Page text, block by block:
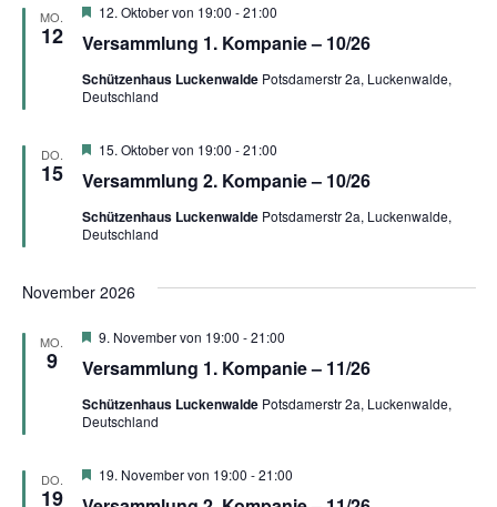
MO.
12 Versammlung 1. Kompanie – 10/26
Hervorgehoben
12. Oktober von 19:00 -21:00
Schützenhaus Luckenwalde Potsdamerstr 2a, Luckenwalde,
Deutschland
DO.
15 Versammlung 2. Kompanie – 10/26
Hervorgehoben
15. Oktober von 19:00 -21:00
Schützenhaus Luckenwalde Potsdamerstr 2a, Luckenwalde,
Deutschland
November 2026
MO.
9 Versammlung 1. Kompanie – 11/26
Hervorgehoben
9. November von 19:00 -21:00
Schützenhaus Luckenwalde Potsdamerstr 2a, Luckenwalde,
Deutschland
DO.
19
Hervorgehoben
19. November von 19:00 -21:00